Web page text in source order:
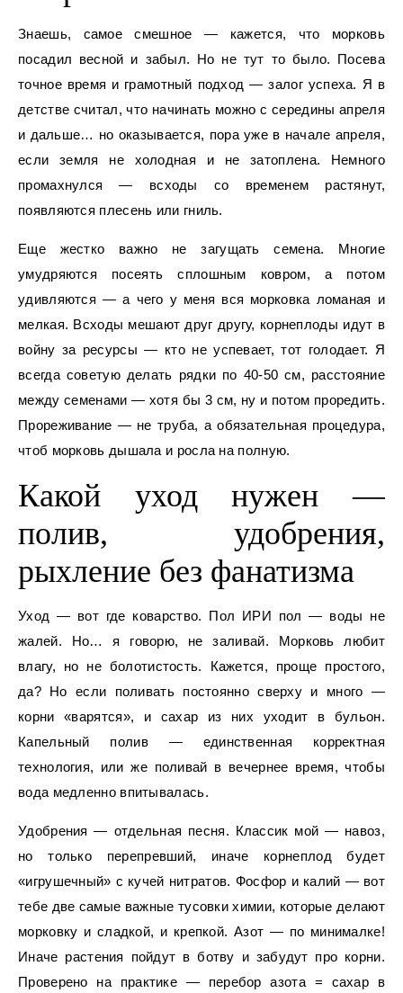
Знаешь, самое смешное — кажется, что морковь
посадил весной и забыл. Но не тут то было. Посева
точное время и грамотный подход — залог успеха. Я в
детстве считал, что начинать можно с середины апреля
и дальше… но оказывается, пора уже в начале апреля,
если земля не холодная и не затоплена. Немного
промахнулся — всходы со временем растянут,
появляются плесень или гниль.
Еще жестко важно не загущать семена. Многие
умудряются посеять сплошным ковром, а потом
удивляются — а чего у меня вся морковка ломаная и
мелкая. Всходы мешают друг другу, корнеплоды идут в
войну за ресурсы — кто не успевает, тот голодает. Я
всегда советую делать рядки по 40-50 см, расстояние
между семенами — хотя бы 3 см, ну и потом проредить.
Прореживание — не труба, а обязательная процедура,
чтоб морковь дышала и росла на полную.
Какой уход нужен —
полив, удобрения,
рыхление без фанатизма
Уход — вот где коварство. Пол ИРИ пол — воды не
жалей. Но… я говорю, не заливай. Морковь любит
влагу, но не болотистость. Кажется, проще простого,
да? Но если поливать постоянно сверху и много —
корни «варятся», и сахар из них уходит в бульон.
Капельный полив — единственная корректная
технология, или же поливай в вечернее время, чтобы
вода медленно впитывалась.
Удобрения — отдельная песня. Классик мой — навоз,
но только перепревший, иначе корнеплод будет
«игрушечный» с кучей нитратов. Фосфор и калий — вот
тебе две самые важные тусовки химии, которые делают
морковку и сладкой, и крепкой. Азот — по минималке!
Иначе растения пойдут в ботву и забудут про корни.
Проверено на практике — перебор азота = сахар в